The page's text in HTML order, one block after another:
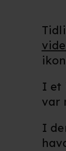
I et
var
I